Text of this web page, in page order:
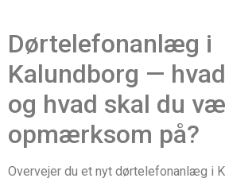
Dørtelefonanlæg i
Kalundborg —
og hvad skal du
opmærksom på?
Overvejer du et nyt dørtelefonanlæg i